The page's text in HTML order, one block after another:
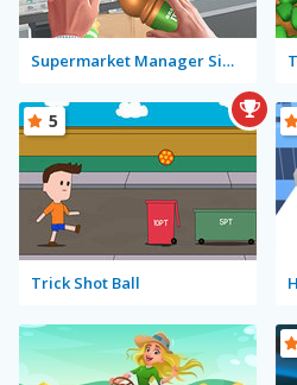
Supermarket Manager Simulator
Trick Shot Ball
5